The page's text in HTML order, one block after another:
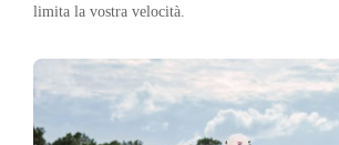
limita la vostra velocità.